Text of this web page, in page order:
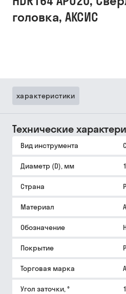
головка, АКСИС
характеристики
Технические
Вид инструмента
Диаметр (D), мм
Страна
Материал
Обозначение
Покрытие
Торговая марка
Угол заточки, °